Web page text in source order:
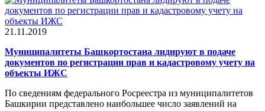
21.11.2019
Муниципалитеты Башкортостана лидируют в подаче
документов по регистрации прав и кадастровому учету на
объекты ИЖС
По сведениям федерального Росреестра из муниципалитетов
Башкирии представлено наибольшее число заявлений на